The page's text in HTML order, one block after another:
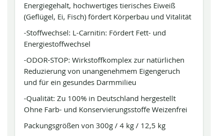
Energiegehalt, hochwertiges tierisches Eiweiß
(Geflügel, Ei, Fisch) fördert Körperbau und Vitalität
-Stoffwechsel: L-Carnitin: Fördert Fett- und
Energiestoffwechsel
-ODOR-STOP: Wirkstoffkomplex zur natürlichen
Reduzierung von unangenehmem Eigengeruch
und für ein gesundes Darmmilieu
-Qualität: Zu 100% in Deutschland hergestellt
Ohne Farb- und Konservierungsstoffe Weizenfrei
Packungsgrößen von 300g / 4 kg / 12,5 kg